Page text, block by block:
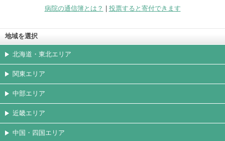
病院の通信簿とは？
投票すると寄付できます
地域を選択
北海道・東北エリア
関東エリア
中部エリア
近畿エリア
中国・四国エリア